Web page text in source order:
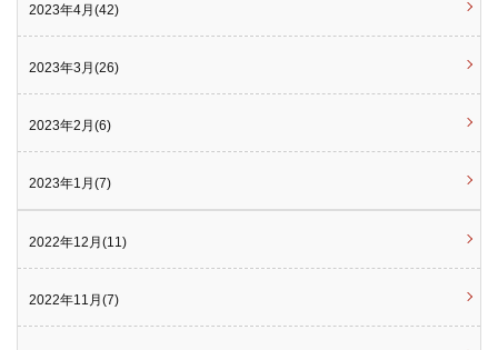
2023年4月(42)
2023年3月(26)
2023年2月(6)
2023年1月(7)
2022年12月(11)
2022年11月(7)